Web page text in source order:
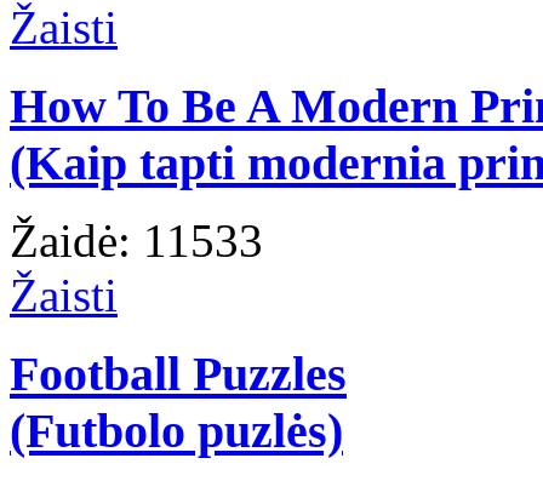
Žaisti
How To Be A Modern
(Kaip tapti modernia
Žaidė: 11533
Žaisti
Football Puzzles
(Futbolo puzlės)